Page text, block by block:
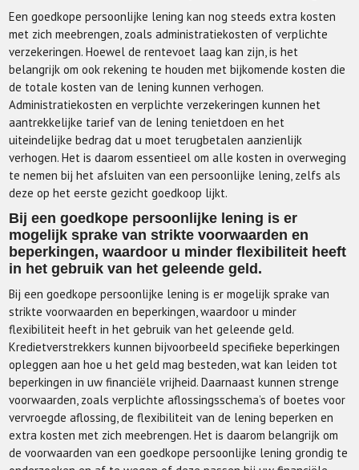
Een goedkope persoonlijke lening kan nog steeds extra kosten
met zich meebrengen, zoals administratiekosten of verplichte
verzekeringen. Hoewel de rentevoet laag kan zijn, is het
belangrijk om ook rekening te houden met bijkomende kosten die
de totale kosten van de lening kunnen verhogen.
Administratiekosten en verplichte verzekeringen kunnen het
aantrekkelijke tarief van de lening tenietdoen en het
uiteindelijke bedrag dat u moet terugbetalen aanzienlijk
verhogen. Het is daarom essentieel om alle kosten in overweging
te nemen bij het afsluiten van een persoonlijke lening, zelfs als
deze op het eerste gezicht goedkoop lijkt.
Bij een goedkope persoonlijke lening is er
mogelijk sprake van strikte voorwaarden en
beperkingen, waardoor u minder flexibiliteit heeft
in het gebruik van het geleende geld.
Bij een goedkope persoonlijke lening is er mogelijk sprake van
strikte voorwaarden en beperkingen, waardoor u minder
flexibiliteit heeft in het gebruik van het geleende geld.
Kredietverstrekkers kunnen bijvoorbeeld specifieke beperkingen
opleggen aan hoe u het geld mag besteden, wat kan leiden tot
beperkingen in uw financiële vrijheid. Daarnaast kunnen strenge
voorwaarden, zoals verplichte aflossingsschema’s of boetes voor
vervroegde aflossing, de flexibiliteit van de lening beperken en
extra kosten met zich meebrengen. Het is daarom belangrijk om
de voorwaarden van een goedkope persoonlijke lening grondig te